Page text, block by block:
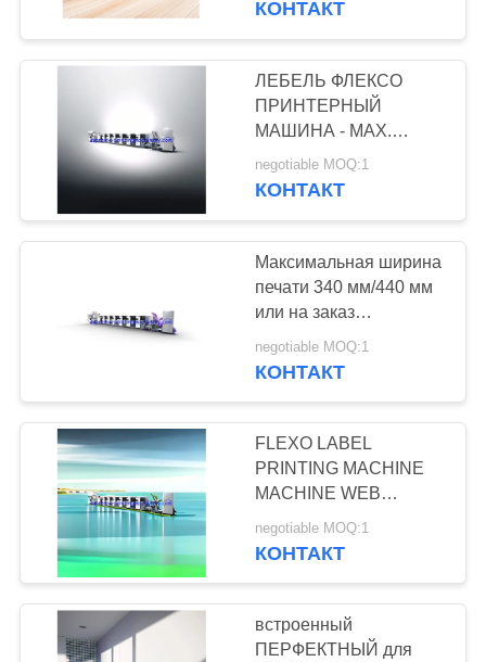
КОНТАКТ
ЛЕБЕЛЬ ФЛЕКСО
ПРИНТЕРНЫЙ
МАШИНА - MAX.
ПРИНТЕРНАЯ
ШЛЕДНОСТЬ 340
DELAM RELAM
negotiable MOQ:1
КОНТАКТ
Максимальная ширина
печати 340 мм/440 мм
или на заказ
Профессиональная
линейная гибкая
negotiable MOQ:1
КОНТАКТ
FLEXO LABEL
PRINTING MACHINE
MACHINE WEB
PRINTING С
диапазоном от 30 до
negotiable MOQ:1
КОНТАКТ
встроенный
ПЕРФЕКТНЫЙ для